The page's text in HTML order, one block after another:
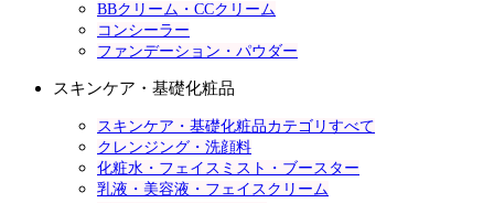
BBクリーム・CCクリーム
コンシーラー
ファンデーション・パウダー
スキンケア・基礎化粧品
スキンケア・基礎化粧品カテゴリすべて
クレンジング・洗顔料
化粧水・フェイスミスト・ブースター
乳液・美容液・フェイスクリーム